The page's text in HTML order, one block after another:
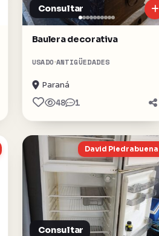
Consultar
Baulera decorativa
USADO ANTIGÜEDADES
Paraná
48 1
David Piedrabuena
Consultar